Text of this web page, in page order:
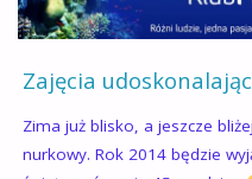
Zajęcia
Zima już blisko, a jeszcze
nurkowy. Rok 2014 będzie